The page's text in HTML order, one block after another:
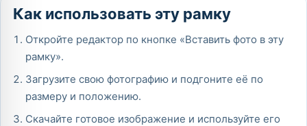
Как использовать эту рамку
Откройте редактор по кнопке «Вставить фото в эту
рамку».
Загрузите свою фотографию и подгоните её по
размеру и положению.
Скачайте готовое изображение и используйте его